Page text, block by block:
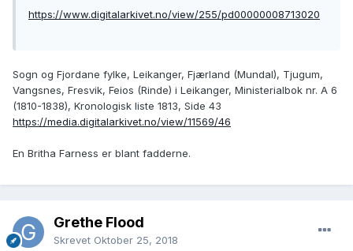
https://www.digitalarkivet.no/view/255/pd00000008713020
Sogn og Fjordane fylke, Leikanger, Fjærland (Mundal), Tjugum,
Vangsnes, Fresvik, Feios (Rinde) i Leikanger, Ministerialbok nr. A 6
(1810-1838), Kronologisk liste 1813, Side 43
https://media.digitalarkivet.no/view/11569/46
En Britha Farness er blant fadderne.
Grethe Flood
Skrevet Oktober 25, 2018